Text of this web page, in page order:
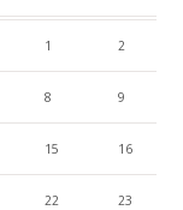
1 2
8 9
15 16
22 23